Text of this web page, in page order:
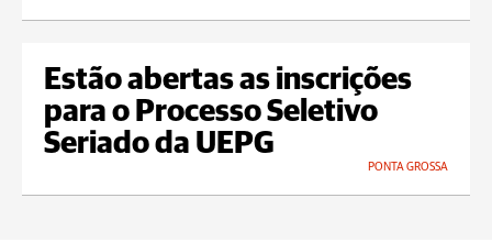
Estão abertas as inscrições
para o Processo Seletivo
Seriado da UEPG
PONTA GROSSA